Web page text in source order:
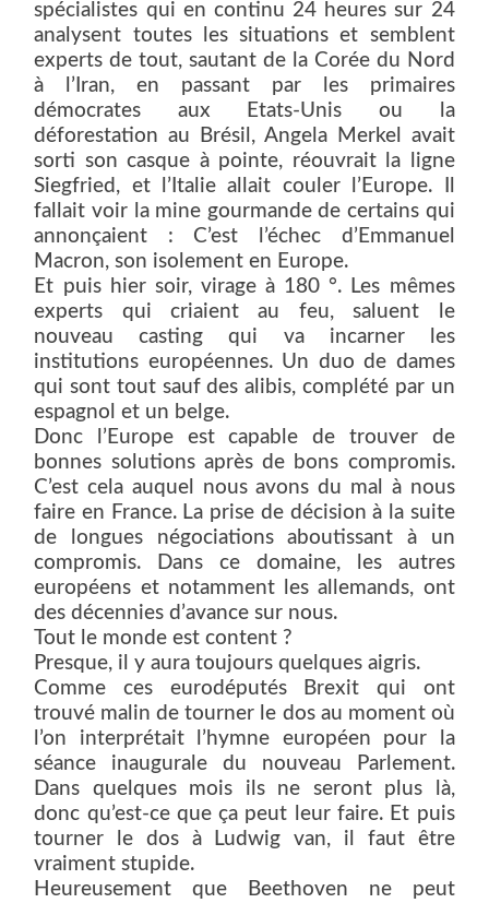
spécialistes qui en continu 24 heures sur 24
analysent toutes les situations et semblent
experts de tout, sautant de la Corée du Nord
à l’Iran, en passant par les primaires
démocrates aux Etats-Unis ou la
déforestation au Brésil, Angela Merkel avait
sorti son casque à pointe, réouvrait la ligne
Siegfried, et l’Italie allait couler l’Europe. Il
fallait voir la mine gourmande de certains qui
annonçaient : C’est l’échec d’Emmanuel
Macron, son isolement en Europe.
Et puis hier soir, virage à 180 °. Les mêmes
experts qui criaient au feu, saluent le
nouveau casting qui va incarner les
institutions européennes. Un duo de dames
qui sont tout sauf des alibis, complété par un
espagnol et un belge.
Donc l’Europe est capable de trouver de
bonnes solutions après de bons compromis.
C’est cela auquel nous avons du mal à nous
faire en France. La prise de décision à la suite
de longues négociations aboutissant à un
compromis. Dans ce domaine, les autres
européens et notamment les allemands, ont
des décennies d’avance sur nous.
Tout le monde est content ?
Presque, il y aura toujours quelques aigris.
Comme ces eurodéputés Brexit qui ont
trouvé malin de tourner le dos au moment où
l’on interprétait l’hymne européen pour la
séance inaugurale du nouveau Parlement.
Dans quelques mois ils ne seront plus là,
donc qu’est-ce que ça peut leur faire. Et puis
tourner le dos à Ludwig van, il faut être
vraiment stupide.
Heureusement que Beethoven ne peut